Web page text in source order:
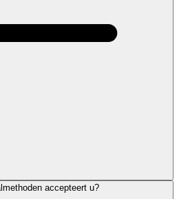
accepteert u?